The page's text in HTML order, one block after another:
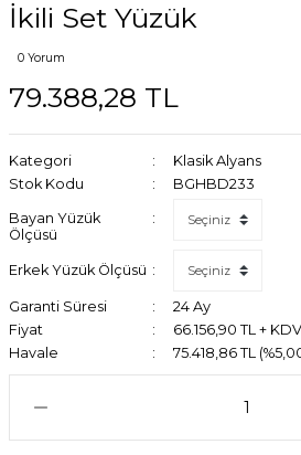
İkili Set Yüzük
0 Yorum
79.388,28 TL
Kategori
Klasik Alyans
Stok Kodu
BGHBD233
Bayan Yüzük
Ölçüsü
Erkek Yüzük Ölçüsü
Garanti Süresi
24 Ay
Fiyat
66.156,90 TL + KDV
Havale
75.418,86 TL